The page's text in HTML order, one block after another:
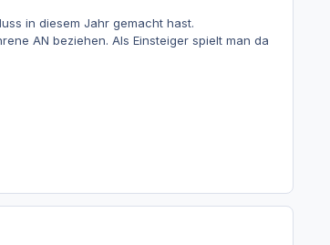
in diesem Jahr gemacht hast.
AN beziehen. Als Einsteiger spielt man da